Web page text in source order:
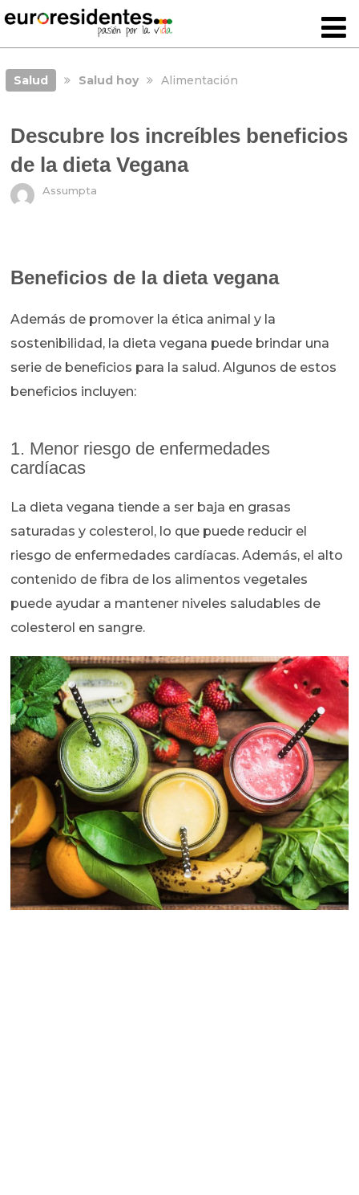
Salud Salud hoy Alimentación
Descubre los increíbles beneficios
de la dieta Vegana
Assumpta
Beneficios de la dieta vegana
Además de promover la ética animal y la
sostenibilidad, la dieta vegana puede brindar una
serie de beneficios para la salud. Algunos de estos
beneficios incluyen:
1. Menor riesgo de enfermedades
cardíacas
La dieta vegana tiende a ser baja en grasas
saturadas y colesterol, lo que puede reducir el
riesgo de enfermedades cardíacas. Además, el alto
contenido de fibra de los alimentos vegetales
puede ayudar a mantener niveles saludables de
colesterol en sangre.